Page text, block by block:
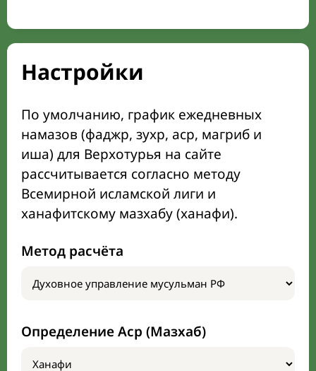
Настройки
По умолчанию, график ежедневных
намазов (фаджр, зухр, аср, магриб и
иша) для Верхотурья на сайте
рассчитывается согласно методу
Всемирной исламской лиги и
ханафитскому мазхабу (ханафи).
Метод расчёта
Определение Аср (Мазхаб)